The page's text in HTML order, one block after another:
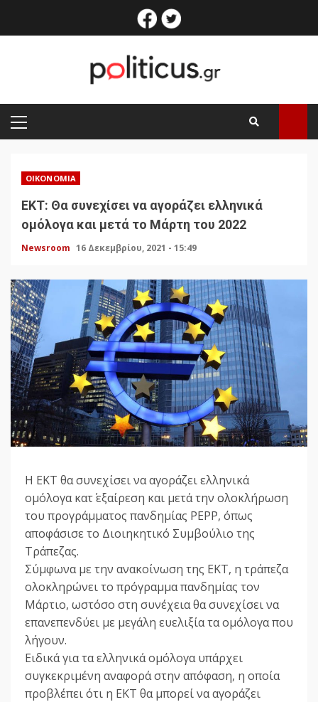
facebook
PRIMARY
MENU
ΟΙΚΟΝΟΜΊΑ
ΕΚΤ: Θα συνεχίσει να αγοράζει ελληνικά
ομόλογα και μετά το Μάρτη του 2022
Newsroom 16 Δεκεμβρίου, 2021 - 15:49
Η ΕΚΤ θα συνεχίσει να αγοράζει ελληνικά
ομόλογα κατ΄ εξαίρεση και μετά την ολοκλήρωση
του προγράμματος πανδημίας PEPP, όπως
αποφάσισε το Διοιηκητικό Συμβούλιο της
Τράπεζας.
Σύμφωνα με την ανακοίνωση της ΕΚΤ, η τράπεζα
ολοκληρώνει το πρόγραμμα πανδημίας τον
Μάρτιο, ωστόσο στη συνέχεια θα συνεχίσει να
επανεπενδύει με μεγάλη ευελιξία τα ομόλογα που
λήγουν.
Ειδικά για τα ελληνικά ομόλογα υπάρχει
συγκεκριμένη αναφορά στην απόφαση, η οποία
προβλέπει ότι η ΕΚΤ θα μπορεί να αγοράζει